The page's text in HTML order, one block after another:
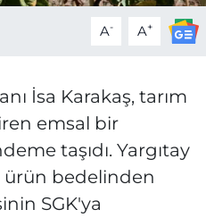
A- A+
İsa Karakaş, tarım
emsal bir
taşıdı. Yargıtay
ürün bedelinden
SGK'ya